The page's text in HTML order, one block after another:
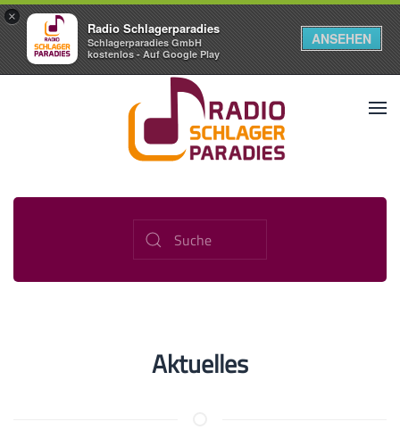
×
Radio Schlagerparadies
Schlagerparadies GmbH
kostenlos - Auf Google Play
ANSEHEN
Aktuelles